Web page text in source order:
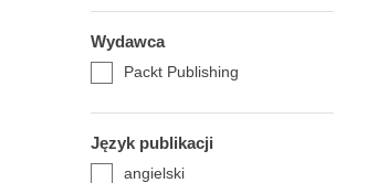
Wydawca
Packt Publishing
Język publikacji
angielski